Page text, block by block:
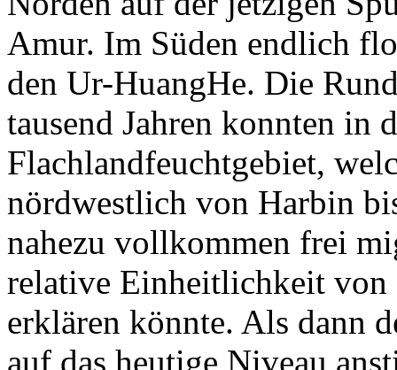
Amur. Im Süden endlich
den Ur-HuangHe. Die
tausend Jahren konnten in
Flachlandfeuchtgebiet,
nördwestlich von Harbin
nahezu vollkommen frei
relative Einheitlichkeit von
erklären könnte. Als dann
auf das heutige Niveau